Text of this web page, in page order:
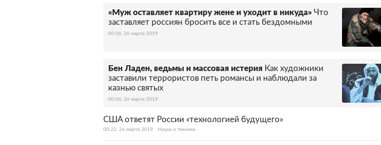
«Муж оставляет квартиру жене и уходит в никуда» Что
заставляет россиян бросить все и стать бездомными
00:06, 26 марта 2019
Бен Ладен, ведьмы и массовая истерия Как художники
заставили террористов петь романсы и наблюдали за
казнью святых
00:06, 26 марта 2019
США ответят России «технологией будущего»
00:22, 26 марта 2019 Наука и техника